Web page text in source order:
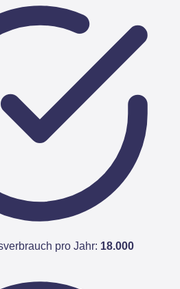
pro Jahr: 18.000